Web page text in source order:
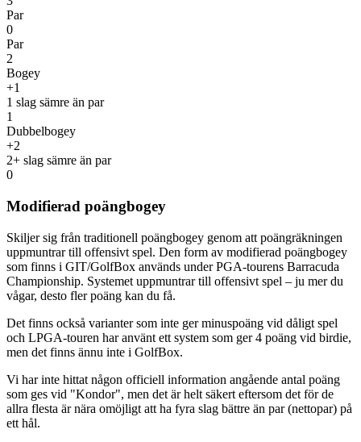
Par
0
Par
2
Bogey
+1
1 slag sämre än par
1
Dubbelbogey
+2
2+ slag sämre än par
0
Modifierad poängbogey
Skiljer sig från traditionell poängbogey genom att poängräkningen
uppmuntrar till offensivt spel. Den form av modifierad poängbogey
som finns i GIT/GolfBox används under PGA-tourens Barracuda
Championship. Systemet uppmuntrar till offensivt spel – ju mer du
vågar, desto fler poäng kan du få.
Det finns också varianter som inte ger minuspoäng vid dåligt spel
och LPGA-touren har använt ett system som ger 4 poäng vid birdie,
men det finns ännu inte i GolfBox.
Vi har inte hittat någon officiell information angående antal poäng
som ges vid "Kondor", men det är helt säkert eftersom det för de
allra flesta är nära omöjligt att ha fyra slag bättre än par (nettopar) på
ett hål.